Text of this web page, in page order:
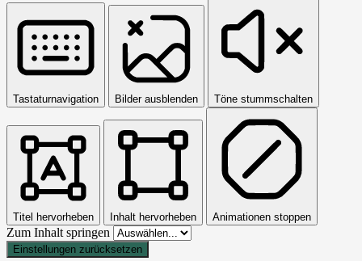
Tastaturnavigation Bilder ausblenden Töne stummschalten
Titel hervorheben Inhalt hervorheben Animationen stoppen
Zum Inhalt springen
Einstellungen zurücksetzen